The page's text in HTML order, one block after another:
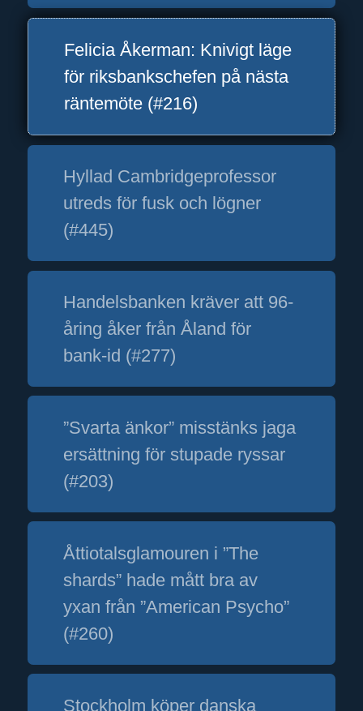
Felicia Åkerman: Knivigt läge
för riksbankschefen på nästa
räntemöte (#216)
Hyllad Cambridgeprofessor
utreds för fusk och lögner
(#445)
Handelsbanken kräver att 96-
åring åker från Åland för
bank-id (#277)
”Svarta änkor” misstänks jaga
ersättning för stupade ryssar
(#203)
Åttiotalsglamouren i ”The
shards” hade mått bra av
yxan från ”American Psycho”
(#260)
Stockholm köper danska